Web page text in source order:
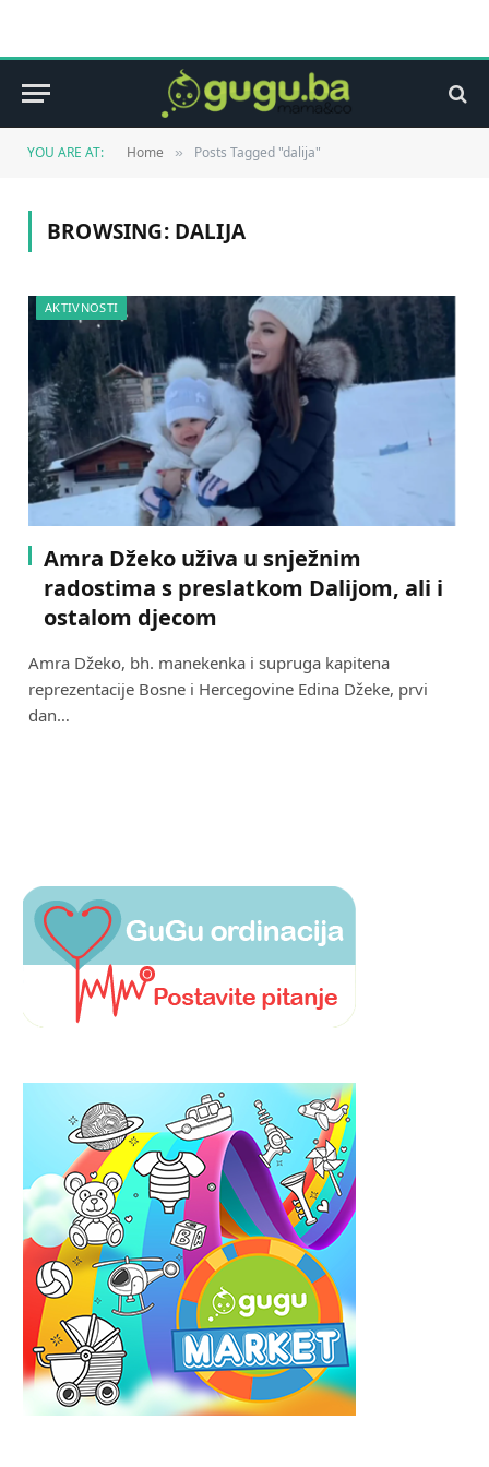
YOU ARE AT: Home » Posts Tagged "dalija"
BROWSING: DALIJA
AKTIVNOSTI
Amra Džeko uživa u snježnim
radostima s preslatkom Dalijom, ali i
ostalom djecom
Amra Džeko, bh. manekenka i supruga kapitena
reprezentacije Bosne i Hercegovine Edina Džeke, prvi
dan…